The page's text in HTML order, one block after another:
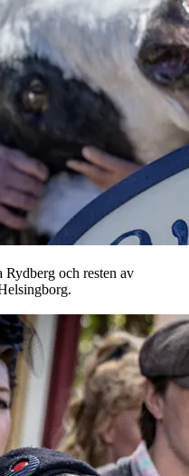
och resten av